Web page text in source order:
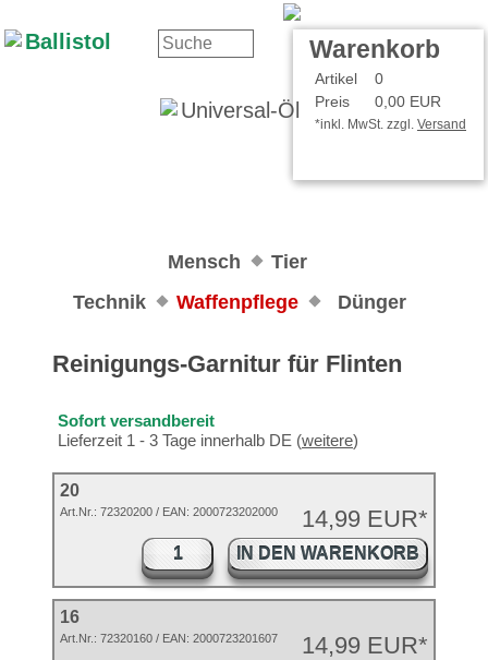
Warenkorb
Artikel
0
Preis
0,00 EUR
*inkl. MwSt. zzgl. Versand
Mensch
Tier
Technik
Waffenpflege Dünger
Reinigungs-Garnitur für Flinten
Sofort versandbereit
Lieferzeit 1 - 3 Tage innerhalb DE (weitere)
20
14,99 EUR*
Art.Nr.: 72320200 / EAN: 2000723202000
IN DEN WARENKORB
16
14,99 EUR*
Art.Nr.: 72320160 / EAN: 2000723201607